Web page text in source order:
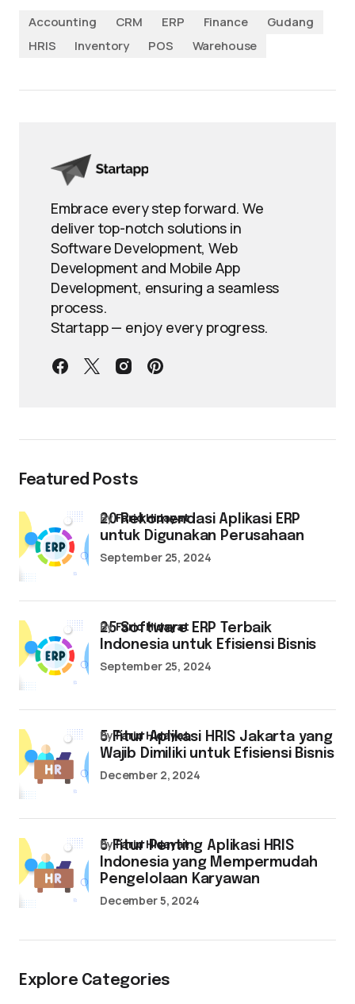
Accounting CRM ERP Finance
Gudang
HRIS
Inventory POS Warehouse
Embrace every step forward. We
deliver top-notch solutions in
Software Development, Web
Development and Mobile App
Development, ensuring a seamless
process.
Startapp — enjoy every progress.
Featured Posts
20 Rekomendasi Aplikasi ERP
untuk Digunakan Perusahaan
byFarid Hidayat
September 25, 2024
25 Software ERP Terbaik
Indonesia untuk Efisiensi Bisnis
byFarid Hidayat
September 25, 2024
5 Fitur Aplikasi HRIS Jakarta yang
Wajib Dimiliki untuk Efisiensi Bisnis
byFarid Hidayat
December 2, 2024
5 Fitur Penting Aplikasi HRIS
Indonesia yang Mempermudah
Pengelolaan Karyawan
byFarid Hidayat
December 5, 2024
Explore Categories